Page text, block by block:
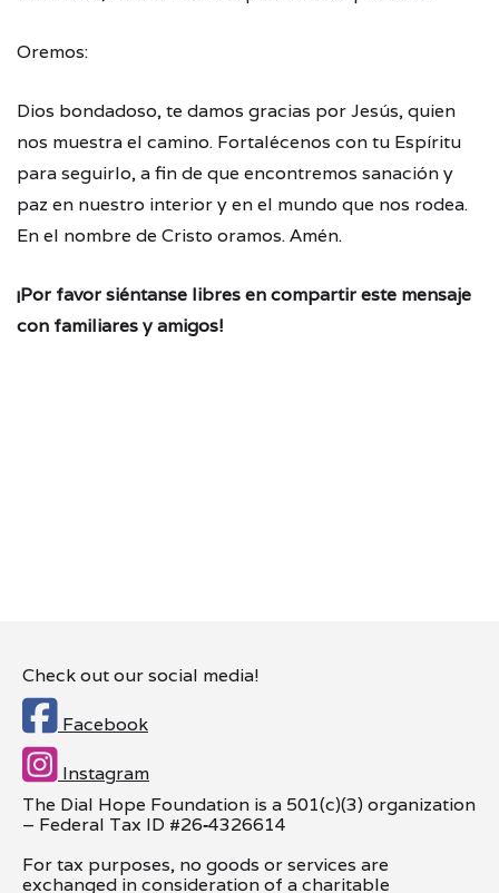
Oremos:
Dios bondadoso, te damos gracias por Jesús, quien
nos muestra el camino. Fortalécenos con tu Espíritu
para seguirlo, a fin de que encontremos sanación y
paz en nuestro interior y en el mundo que nos rodea.
En el nombre de Cristo oramos. Amén.
¡Por favor siéntanse libres en compartir este mensaje
con familiares y amigos!
Check out our social media!
 Facebook
 Instagram
The Dial Hope Foundation is a 501(c)(3) organization
– Federal Tax ID #26‑4326614
For tax purposes, no goods or services are
exchanged in consideration of a charitable